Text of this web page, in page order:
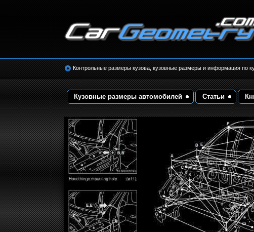
кузовные размеры. Геометрия кузова
Контрольные размеры кузова, кузовные размеры и информация по
Кузовные размеры автомобилей Статьи